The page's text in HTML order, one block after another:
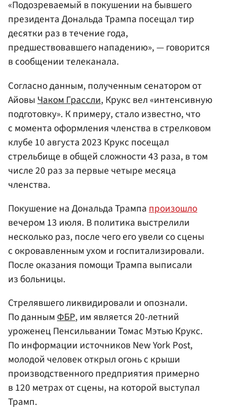
«Подозреваемый в покушении на бывшего
президента Дональда Трампа посещал тир
десятки раз в течение года,
предшествовавшего нападению», — говорится
в сообщении телеканала.
Согласно данным, полученным сенатором от
Айовы Чаком Грассли, Крукс вел «интенсивную
подготовку». К примеру, стало известно, что
с момента оформления членства в стрелковом
клубе 10 августа 2023 Крукс посещал
стрельбище в общей сложности 43 раза, в том
числе 20 раз за первые четыре месяца
членства.
Покушение на Дональда Трампапроизошло
вечером 13 июля. В политика выстрелили
несколько раз, после чего его увели со сцены
с окровавленным ухом и госпитализировали.
После оказания помощи Трампа выписали
из больницы.
Стрелявшего ликвидировали и опознали.
По даннымФБР, им является 20-летний
уроженец Пенсильвании Томас Мэтью Крукс.
По информации источников New York Post,
молодой человек открыл огонь с крыши
производственного предприятия примерно
в 120 метрах от сцены, на которой выступал
Трамп.